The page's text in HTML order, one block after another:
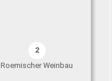
2
Roemischer Weinbau